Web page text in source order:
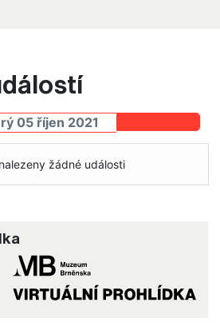
05 říjen 2021
žádné události